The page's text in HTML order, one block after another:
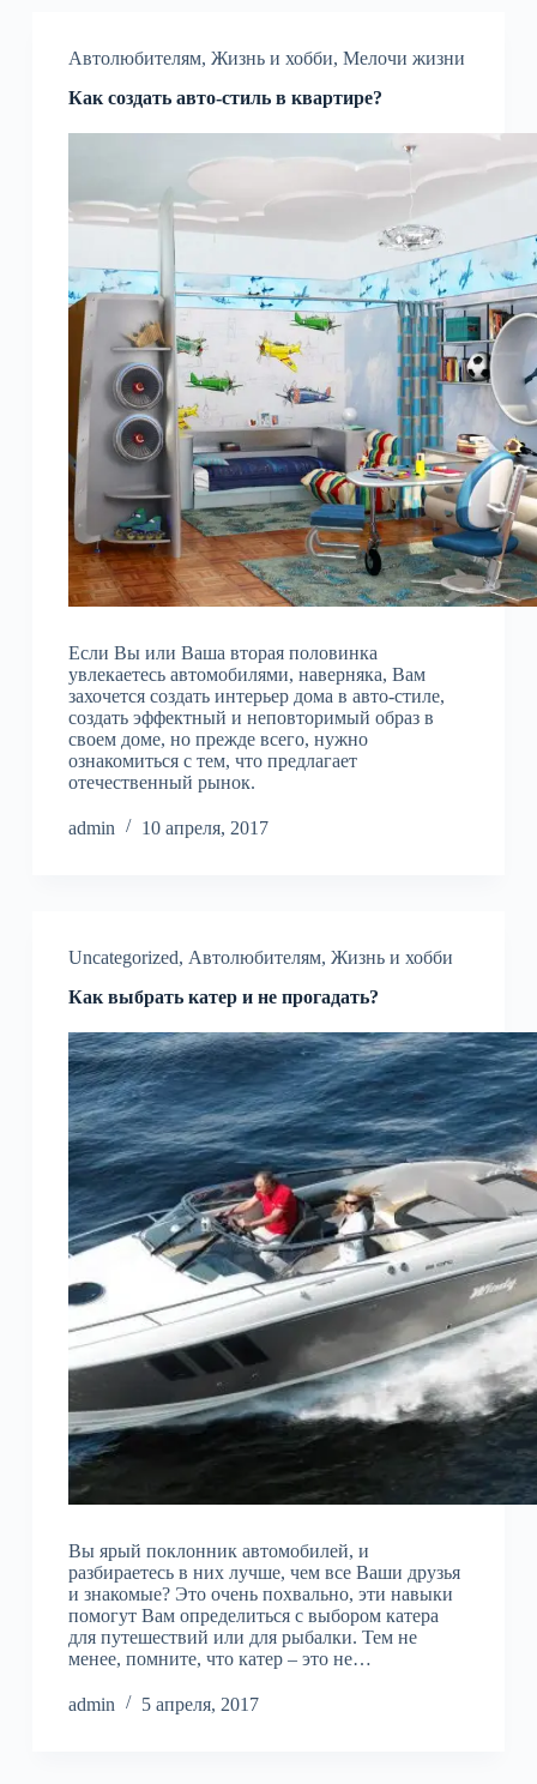
Автолюбителям, Жизнь и хобби, Мелочи жизни
Как создать авто-стиль в квартире?
Если Вы или Ваша вторая половинка
увлекаетесь автомобилями, наверняка, Вам
захочется создать интерьер дома в авто-стиле,
создать эффектный и неповторимый образ в
своем доме, но прежде всего, нужно
ознакомиться с тем, что предлагает
отечественный рынок.
admin 10 апреля, 2017
Uncategorized, Автолюбителям, Жизнь и хобби
Как выбрать катер и не прогадать?
Вы ярый поклонник автомобилей, и
разбираетесь в них лучше, чем все Ваши друзья
и знакомые? Это очень похвально, эти навыки
помогут Вам определиться с выбором катера
для путешествий или для рыбалки. Тем не
менее, помните, что катер – это не…
admin 5 апреля, 2017